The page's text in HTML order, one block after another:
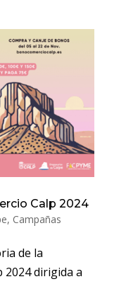
Calp 2024
, Campañas
de la
2024 dirigida a